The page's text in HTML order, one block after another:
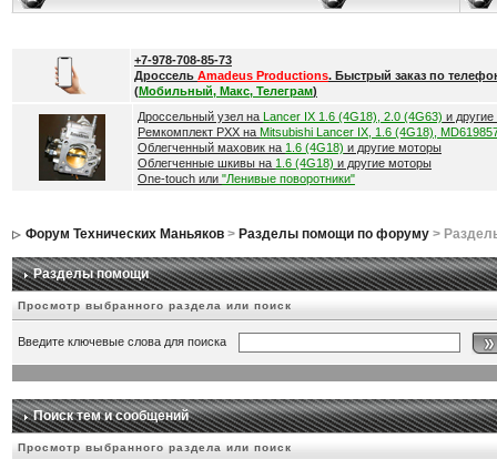
+7-978-708-85-73
Дроссель Amadeus Productions. Быстрый заказ по
(Мобильный, Макс, Телеграм)
Дроссельный узел на Lancer IX 1.6 (4G18), 2.0 (4G63) и
Ремкомплект РХХ на Mitsubishi Lancer IX, 1.6 (4G18),
Облегченный маховик на 1.6 (4G18) и другие моторы
Облегченные шкивы на 1.6 (4G18) и другие моторы
One-touch или "Ленивые поворотники"
Форум Технических Маньяков> Разделы помощи по форуму>
Разделы помощи
Просмотр выбранного раздела или поиск
Введите ключевые слова для поиска
Поиск тем и сообщений
Просмотр выбранного раздела или поиск